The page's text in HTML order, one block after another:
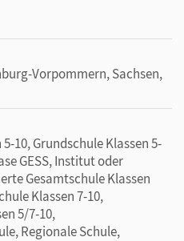
Vorpommern, Sachsen,
10, Grundschule Klassen 5-
GESS, Institut oder
Gesamtschule Klassen
Klassen 7-10,
5/7-10,
Regionale Schule,